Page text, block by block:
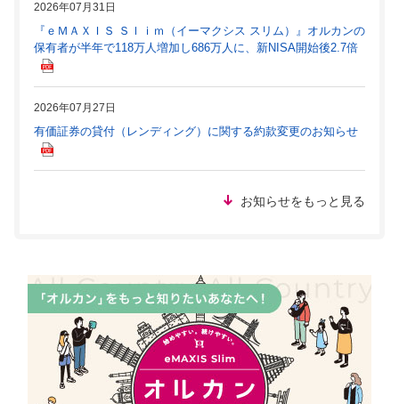
2026年07月31日
『ｅＭＡＸＩＳ Ｓｌｉｍ（イーマクシス スリム）』オルカンの
保有者が半年で118万人増加し686万人に、新NISA開始後2.7倍
2026年07月27日
有価証券の貸付（レンディング）に関する約款変更のお知らせ
お知らせをもっと見る